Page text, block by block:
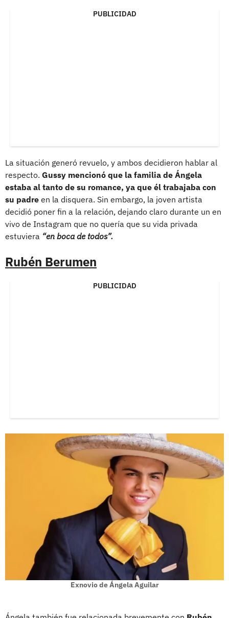
PUBLICIDAD
La situación generó revuelo, y ambos decidieron hablar al
respecto. Gussy mencionó que la familia de Ángela
estaba al tanto de su romance, ya que él trabajaba con
su padre en la disquera. Sin embargo, la joven artista
decidió poner fin a la relación, dejando claro durante un en
vivo de Instagram que no quería que su vida privada
estuviera “en boca de todos”.
Rubén Berumen
PUBLICIDAD
Exnovio de Ángela Aguilar